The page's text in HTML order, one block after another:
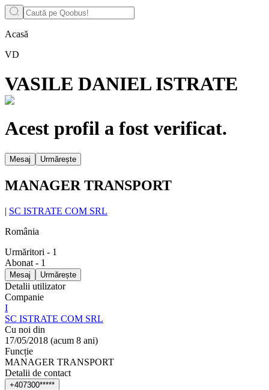
Acasă
VD
VASILE DANIEL ISTRATE
Acest profil a fost verificat.
Mesaj Urmărește
MANAGER TRANSPORT
| SC ISTRATE COM SRL
România
Urmăritori - 1
Abonat - 1
Mesaj Urmărește
Detalii utilizator
Companie
I
SC ISTRATE COM SRL
Cu noi din
17/05/2018 (acum 8 ani)
Funcție
MANAGER TRANSPORT
Detalii de contact
+407300*****